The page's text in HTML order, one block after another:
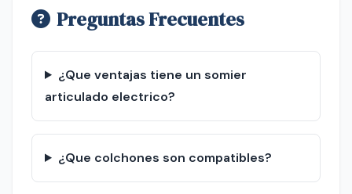
Preguntas Frecuentes
¿Que ventajas tiene un somier
articulado electrico?
¿Que colchones son compatibles?